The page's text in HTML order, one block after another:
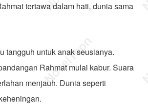
tertawa dalam hati, dunia sama
tangguh untuk anak seusianya.
Rahmat mulai kabur. Suara
menjauh. Dunia seperti